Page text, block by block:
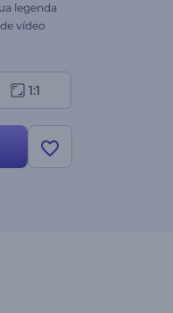
legenda
vídeo
1:1